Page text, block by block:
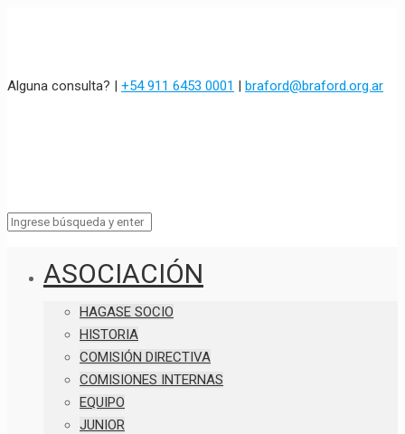
Alguna consulta? | +54 911 6453 0001 | braford@braford.org.ar
ASOCIACIÓN
HAGASE SOCIO
HISTORIA
COMISIÓN DIRECTIVA
COMISIONES INTERNAS
EQUIPO
JUNIOR